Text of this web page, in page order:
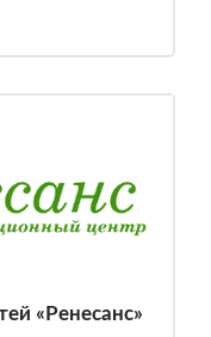
«Ренесанс»